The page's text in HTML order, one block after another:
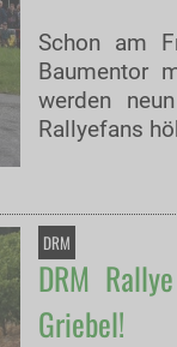
Schon am
Baumentor
werden
Rallyefans
DRM
DRM
Griebel!